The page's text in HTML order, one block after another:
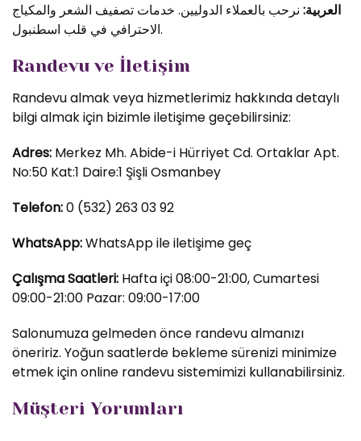
العربية: نرحب بالعملاء الدوليين. خدمات تصفيف الشعر والمكياج
الاحترافي في قلب اسطنبول.
Randevu ve İletişim
Randevu almak veya hizmetlerimiz hakkında detaylı
bilgi almak için bizimle iletişime geçebilirsiniz:
Adres: Merkez Mh. Abide-i Hürriyet Cd. Ortaklar Apt.
No:50 Kat:1 Daire:1 Şişli Osmanbey
Telefon:0 (532) 263 03 92
WhatsApp:WhatsApp ile iletişime geç
Çalışma Saatleri: Hafta içi 08:00-21:00, Cumartesi
09:00-21:00 Pazar: 09:00-17:00
Salonumuza gelmeden önce randevu almanızı
öneririz. Yoğun saatlerde bekleme sürenizi minimize
etmek için online randevu sistemimizi kullanabilirsiniz.
Müşteri Yorumları